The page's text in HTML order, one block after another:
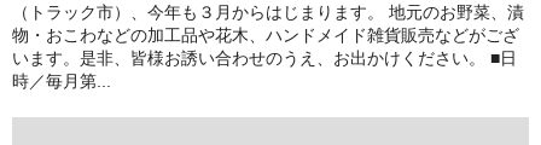
（トラック市）、今年も３月からはじまります。 地元のお野菜、漬
物・おこわなどの加工品や花木、ハンドメイド雑貨販売などがござ
います。是非、皆様お誘い合わせのうえ、お出かけください。 ■日
時／毎月第...